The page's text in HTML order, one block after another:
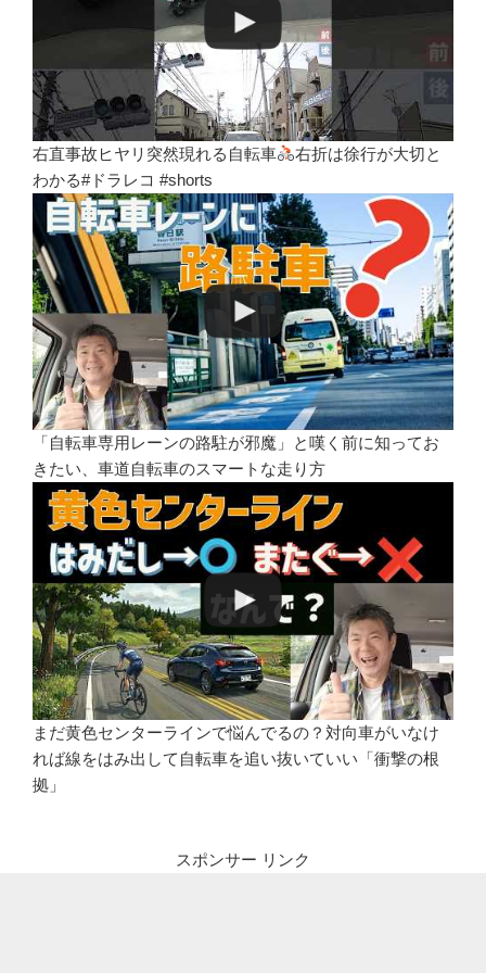
右直事故ヒヤリ突然現れる自転車
右折は徐行が大切と
わかる#ドラレコ #shorts
「自転車専用レーンの路駐が邪魔」と嘆く前に知ってお
きたい、車道自転車のスマートな走り方
まだ黄色センターラインで悩んでるの？対向車がいなけ
れば線をはみ出して自転車を追い抜いていい「衝撃の根
拠」
スポンサー リンク